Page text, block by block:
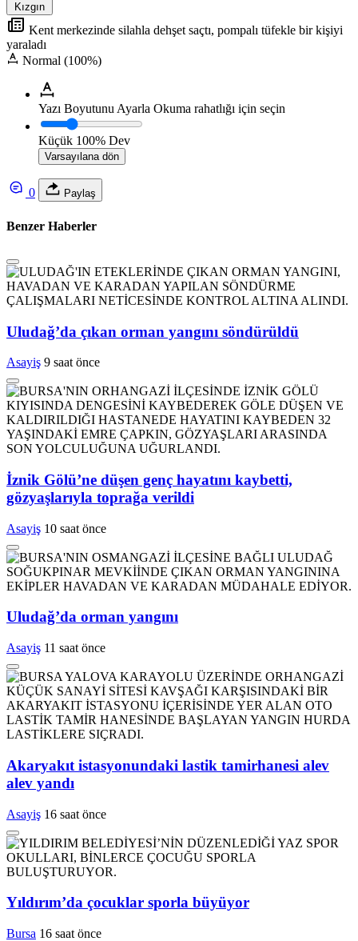
Kızgın
Kent merkezinde silahla dehşet saçtı, pompalı tüfekle bir kişiyi
yaraladı
Normal (100%)
Yazı Boyutunu Ayarla Okuma rahatlığı için seçin
Küçük 100% Dev
Varsayılana dön
0 Paylaş
Benzer Haberler
Uludağ’da çıkan orman yangını söndürüldü
Asayiş 9 saat önce
İznik Gölü’ne düşen genç hayatını kaybetti,
gözyaşlarıyla toprağa verildi
Asayiş 10 saat önce
Uludağ’da orman yangını
Asayiş 11 saat önce
Akaryakıt istasyonundaki lastik tamirhanesi alev
alev yandı
Asayiş 16 saat önce
Yıldırım’da çocuklar sporla büyüyor
Bursa 16 saat önce